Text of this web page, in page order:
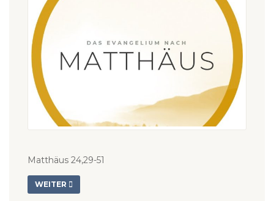
Matthäus 24,29-51
WEITER